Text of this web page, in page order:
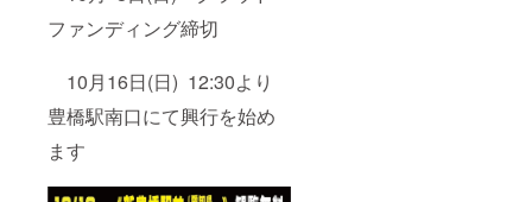
ファンディング締切
10月16日(日) 12:30より
豊橋駅南口にて興行を始め
ます